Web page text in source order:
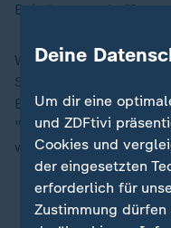
Beiträge geschaffen
Warken hob hervor,
Steuerfinanzierung der
Bürgergeldbeziehern
"Natürlich wäre mehr
wir haben jetzt einen
Warkens
Widerstand
Deine
Um dir eine
und ZDFtivi
Cookies und
der eingesetzten
erforderlich für
Zustimmung